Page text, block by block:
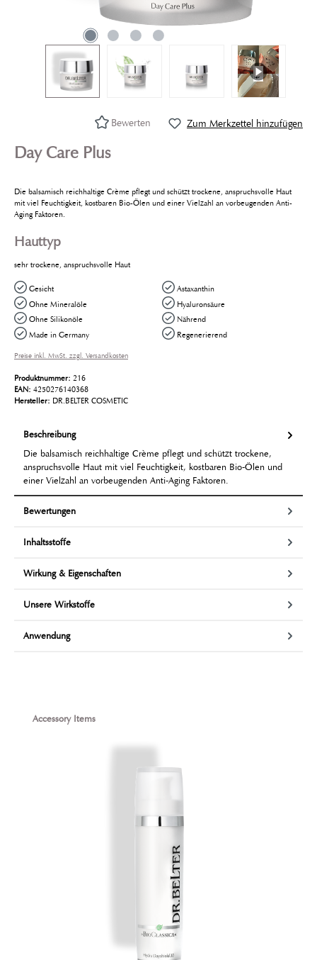
Zum Merkzettel hinzufügen
Bewerten
Day Care Plus
Die balsamisch reichhaltige Crème pflegt und schützt trockene, anspruchsvolle Haut
mit viel Feuchtigkeit, kostbaren Bio-Ölen und einer Vielzahl an vorbeugenden Anti-
Aging Faktoren.
Hauttyp
sehr trockene, anspruchsvolle Haut
Gesicht
Ohne Mineralöle
Ohne Silikonöle
Made in Germany
Astaxanthin
Hyaluronsäure
Nährend
Regenerierend
Preise inkl. MwSt. zzgl. Versandkosten
Produktnummer: 216
EAN: 4250276140368
Hersteller: DR.BELTER COSMETIC
Beschreibung
Die balsamisch reichhaltige Crème pflegt und schützt trockene,
anspruchsvolle Haut mit viel Feuchtigkeit, kostbaren Bio-Ölen und
einer Vielzahl an vorbeugenden Anti-Aging Faktoren.
Bewertungen
Inhaltsstoffe
Wirkung & Eigenschaften
Unsere Wirkstoffe
Anwendung
Produktgalerie überspringen
Accessory Items